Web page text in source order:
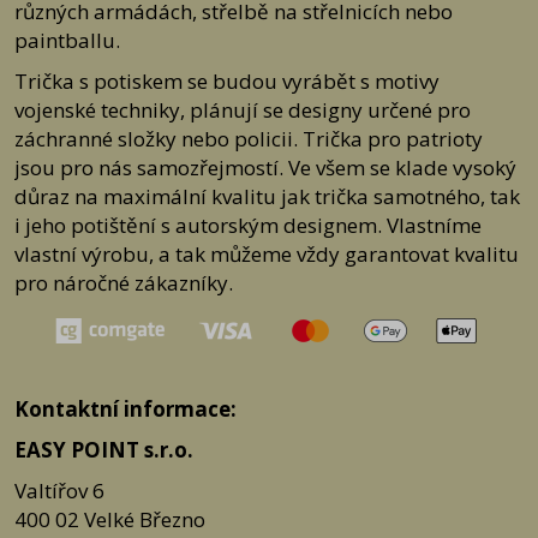
Valtířov 6
Jak postupovat
Napište nám na e-mail:info@dumtricek.cz nebo (pro případně
problémové účty, které by nám mohly spadnout do spamu)
info@easypoint.cz
Můžete nám zavolat na tel. č. 775 568 015 v pracovní době 7:00 - 15:30,
mimo tuto dobu můžete volat na
tel. č. 607 239 898.
Při kontaktu se domluvíme na následujícím postupu
ODEŠLETE PRODUKT ZPĚT NA DODACÍ ADRESU.
Do balíku vložte fakturu nebo její kopii a napište text, který se jasně týká
důvodu výměny, vrácení nebo reklamace (případně je také možné si
odstoupení od smlouvy).
U vrácení nebo výměny zboží kupující zašle nebo předá prodávajícímu
U reklamace je ze zákona lhůtu 30 dní ode dne vyzvednutí zásilky, ale
Poučení o právu na odstoupení od smlouvy
různých armádách, střelbě na střelnicích nebo
paintballu.
Trička s potiskem se budou vyrábět s motivy
vojenské techniky, plánují se designy určené pro
záchranné složky nebo policii. Trička pro patrioty
jsou pro nás samozřejmostí. Ve všem se klade vysoký
důraz na maximální kvalitu jak trička samotného, tak
i jeho potištění s autorským designem. Vlastníme
vlastní výrobu, a tak můžeme vždy garantovat kvalitu
pro náročné zákazníky.
Kontaktní informace:
EASY POINT s.r.o.
Valtířov 6
400 02 Velké Březno